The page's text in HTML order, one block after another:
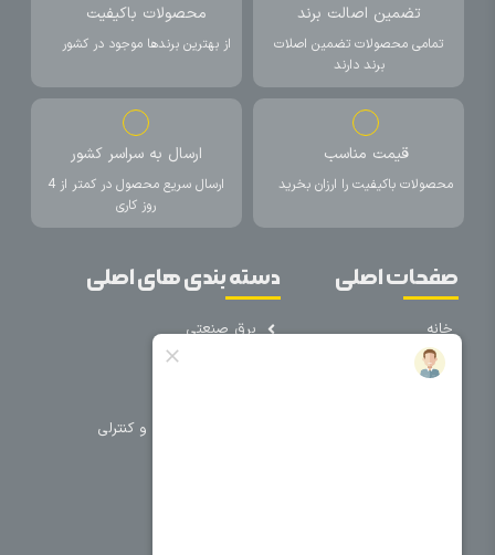
تضمین اصالت برند
تمامی محصولات تضمین اصلات
برند دارند
محصولات باکیفیت
از بهترین برندها موجود در کشور
قیمت مناسب
محصولات باکیفیت را ارزان بخرید
ارسال به سراسر کشور
ارسال سریع محصول در کمتر از 4
روز کاری
صفحات اصلی
خانه
درباره ما
دسته بندی های اصلی
برق صنعتی
تجهیزات حفاظتی و کنترلی